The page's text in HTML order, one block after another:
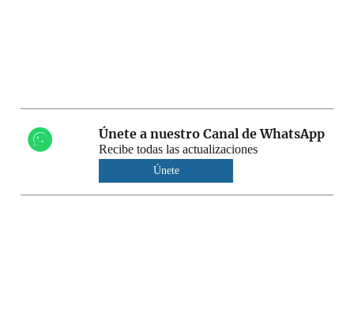
Únete a nuestro Canal de WhatsApp
Recibe todas las actualizaciones
Únete